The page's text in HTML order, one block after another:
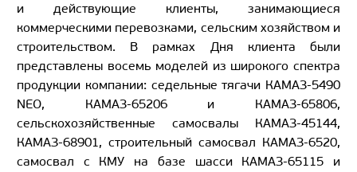
и действующие клиенты, занимающиеся
коммерческими перевозками, сельским хозяйством и
строительством. В рамках Дня клиента были
представлены восемь моделей из широкого спектра
продукции компании: седельные тягачи КАМАЗ-5490
NEO, КАМАЗ-65206 и КАМАЗ-65806,
сельскохозяйственные самосвалы КАМАЗ-45144,
КАМАЗ-68901, строительный самосвал КАМАЗ-6520,
самосвал с КМУ на базе шасси КАМАЗ-65115 и